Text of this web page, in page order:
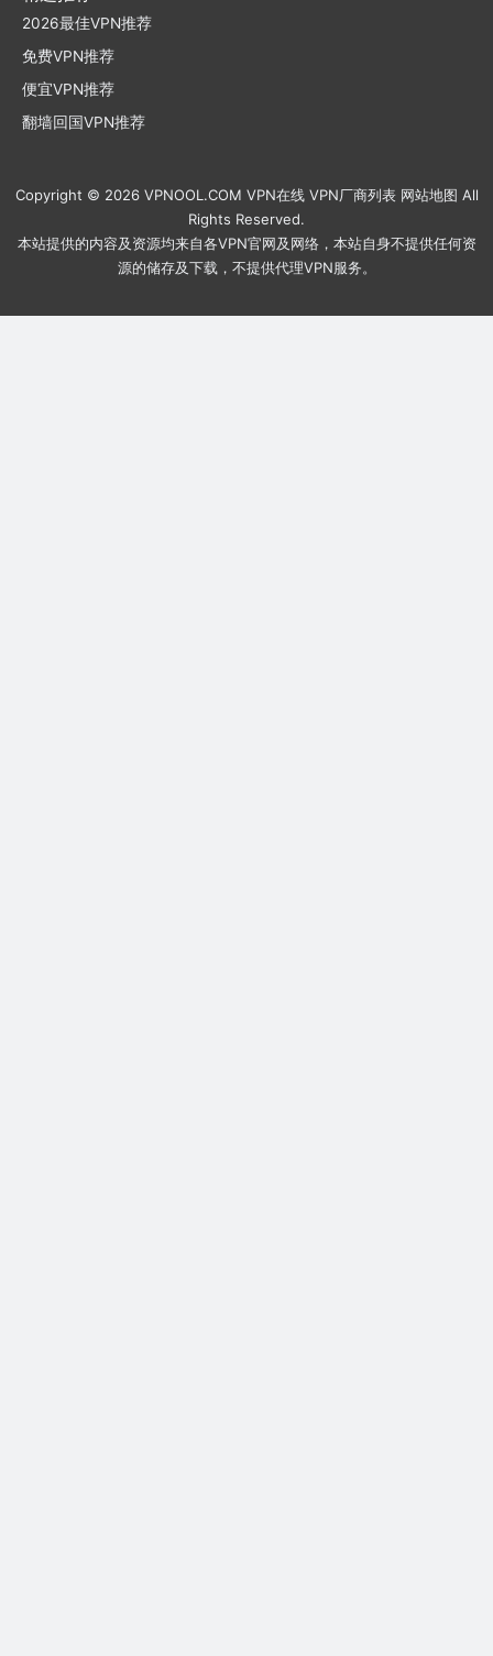
2026最佳VPN推荐
免费VPN推荐
便宜VPN推荐
翻墙回国VPN推荐
Copyright © 2026 VPNOOL.COM VPN在线 VPN厂商列表 网站地图 All
Rights Reserved.
本站提供的内容及资源均来自各VPN官网及网络，本站自身不提供任何资
源的储存及下载，不提供代理VPN服务。